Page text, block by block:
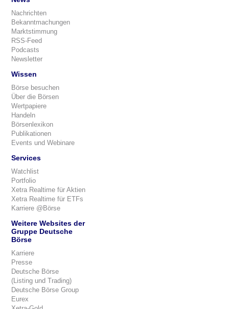
Nachrichten
Bekanntmachungen
Marktstimmung
RSS-Feed
Podcasts
Newsletter
Wissen
Börse besuchen
Über die Börsen
Wertpapiere
Handeln
Börsenlexikon
Publikationen
Events und Webinare
Services
Watchlist
Portfolio
Xetra Realtime für Aktien
Xetra Realtime für ETFs
Karriere @Börse
Weitere Websites der
Gruppe Deutsche
Börse
Karriere
Presse
Deutsche Börse
(Listing und Trading)
Deutsche Börse Group
Eurex